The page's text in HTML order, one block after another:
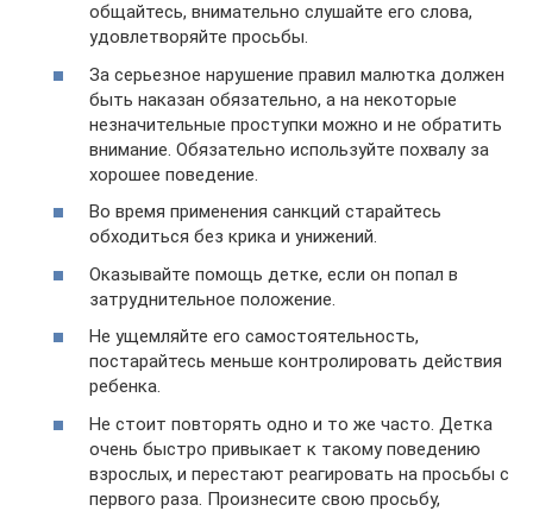
общайтесь, внимательно слушайте его слова,
удовлетворяйте просьбы.
За серьезное нарушение правил малютка должен
быть наказан обязательно, а на некоторые
незначительные проступки можно и не обратить
внимание. Обязательно используйте похвалу за
хорошее поведение.
Во время применения санкций старайтесь
обходиться без крика и унижений.
Оказывайте помощь детке, если он попал в
затруднительное положение.
Не ущемляйте его самостоятельность,
постарайтесь меньше контролировать действия
ребенка.
Не стоит повторять одно и то же часто. Детка
очень быстро привыкает к такому поведению
взрослых, и перестают реагировать на просьбы с
первого раза. Произнесите свою просьбу,